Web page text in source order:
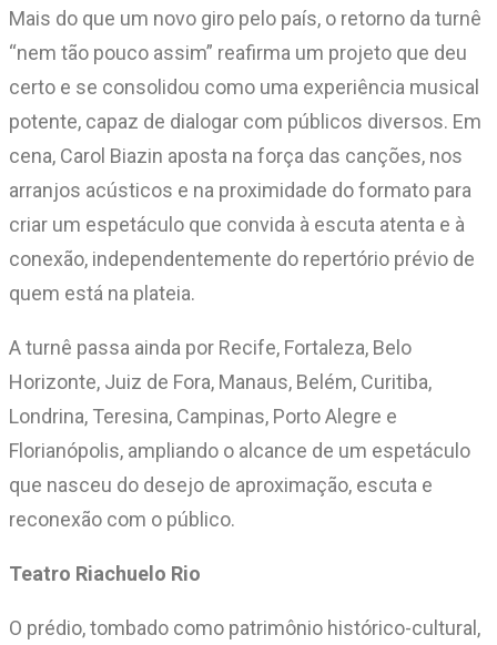
Mais do que um novo giro pelo país, o retorno da turnê
“nem tão pouco assim” reafirma um projeto que deu
certo e se consolidou como uma experiência musical
potente, capaz de dialogar com públicos diversos. Em
cena, Carol Biazin aposta na força das canções, nos
arranjos acústicos e na proximidade do formato para
criar um espetáculo que convida à escuta atenta e à
conexão, independentemente do repertório prévio de
quem está na plateia.
A turnê passa ainda por Recife, Fortaleza, Belo
Horizonte, Juiz de Fora, Manaus, Belém, Curitiba,
Londrina, Teresina, Campinas, Porto Alegre e
Florianópolis, ampliando o alcance de um espetáculo
que nasceu do desejo de aproximação, escuta e
reconexão com o público.
Teatro Riachuelo Rio
O prédio, tombado como patrimônio histórico-cultural,